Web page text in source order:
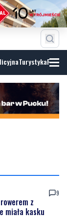
Turystyka
9
z
miała kasku